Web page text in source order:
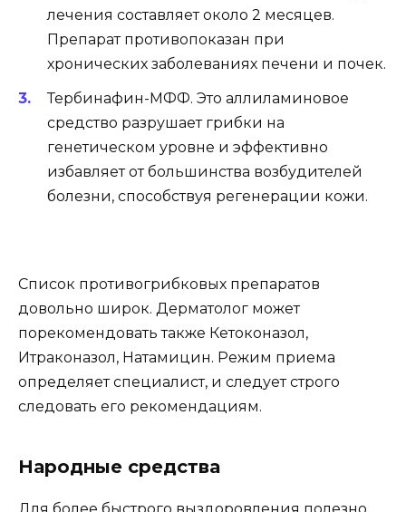
лечения составляет около 2 месяцев.
Препарат противопоказан при
хронических заболеваниях печени и почек.
Тербинафин-МФФ. Это аллиламиновое
средство разрушает грибки на
генетическом уровне и эффективно
избавляет от большинства возбудителей
болезни, способствуя регенерации кожи.
Список противогрибковых препаратов
довольно широк. Дерматолог может
порекомендовать также Кетоконазол,
Итраконазол, Натамицин. Режим приема
определяет специалист, и следует строго
следовать его рекомендациям.
Народные средства